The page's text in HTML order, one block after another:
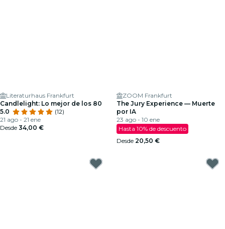
Literaturhaus Frankfurt
Candlelight: Lo mejor de los 80
5.0
(12)
21 ago - 21 ene
Desde 34,00 €
ZOOM Frankfurt
The Jury Experience — Muerte
por IA
23 ago - 10 ene
Hasta 10% de descuento
Desde 20,50 €